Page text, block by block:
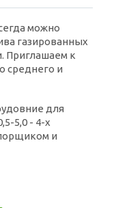
можно
газированных
Приглашаем к
среднего и
для
5,0 - 4-х
и